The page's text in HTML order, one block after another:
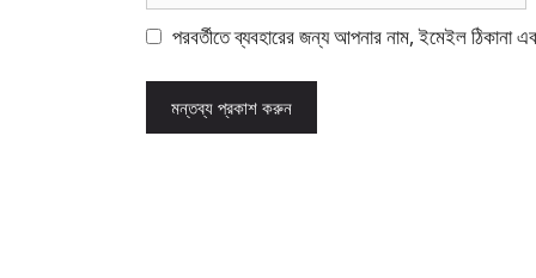
পরবর্তীতে ব্যবহারের জন্য আপনার নাম, ইমেইল ঠিকানা